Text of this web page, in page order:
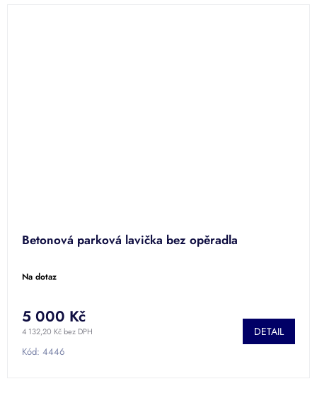
Betonová parková lavička bez opěradla
Na dotaz
4 132,20 Kč bez DPH
5 000 Kč
DETAIL
Kód: 4446